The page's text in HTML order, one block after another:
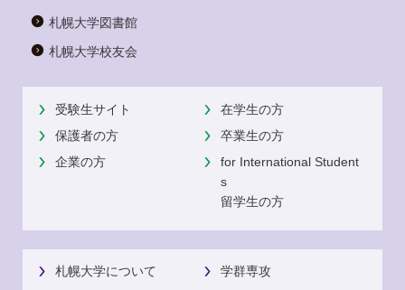
札幌大学図書館
札幌大学校友会
受験生サイト
在学生の方
保護者の方
卒業生の方
企業の方
for International Student
s
留学生の方
札幌大学について 学群専攻